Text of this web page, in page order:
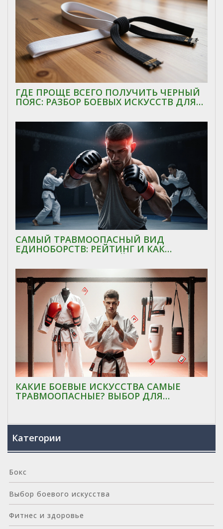
ГДЕ ПРОЩЕ ВСЕГО ПОЛУЧИТЬ ЧЕРНЫЙ
ПОЯС: РАЗБОР БОЕВЫХ ИСКУССТВ ДЛЯ
САМЫЙ ТРАВМООПАСНЫЙ ВИД
ЕДИНОБОРСТВ: РЕЙТИНГ И КАК
КАКИЕ БОЕВЫЕ ИСКУССТВА САМЫЕ
ТРАВМООПАСНЫЕ? ВЫБОР ДЛЯ
Категории
Бокс
Выбор боевого искусства
Фитнес и здоровье